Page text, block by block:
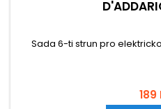
Sada 6-ti strun pro
189